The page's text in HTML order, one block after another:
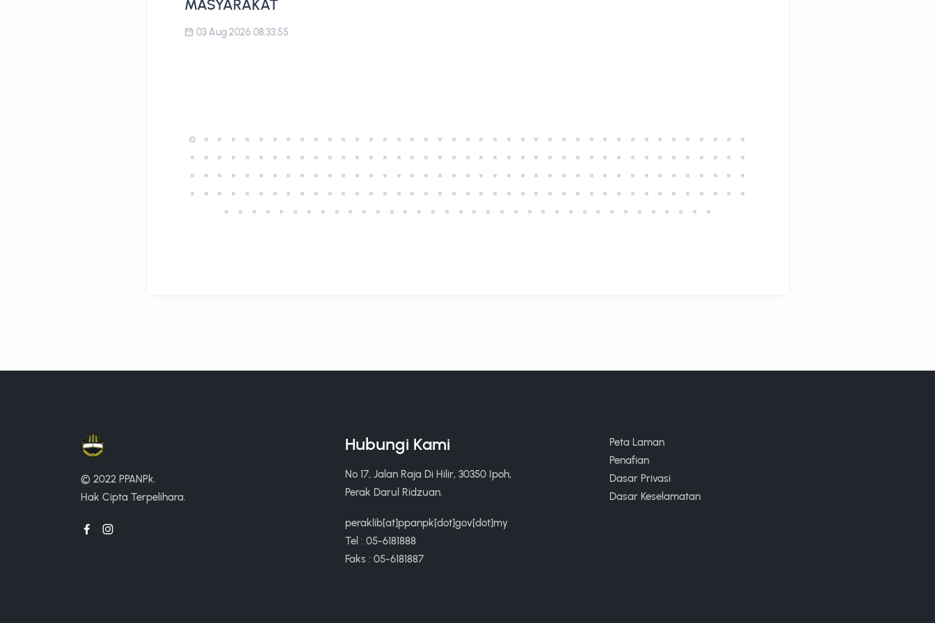
MASYARAKAT
03 Aug 2026 08:33:55
© 2022 PPANPk.
Hak Cipta Terpelihara.
Hubungi Kami
No 17, Jalan Raja Di Hilir, 30350 Ipoh,
Perak Darul Ridzuan.
peraklib[at]ppanpk[dot]gov[dot]my
Tel : 05-6181888
Faks : 05-6181887
Peta Laman
Penafian
Dasar Privasi
Dasar Keselamatan